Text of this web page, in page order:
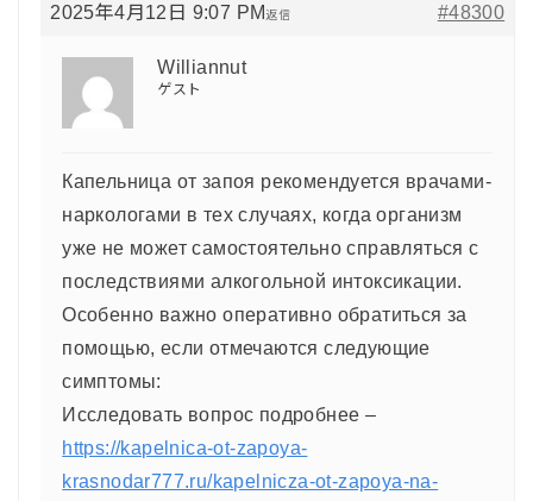
2025年4月12日 9:07 PM #48300
返信
Williannut
ゲスト
Капельница от запоя рекомендуется врачами-
наркологами в тех случаях, когда организм
уже не может самостоятельно справляться с
последствиями алкогольной интоксикации.
Особенно важно оперативно обратиться за
помощью, если отмечаются следующие
симптомы:
Исследовать вопрос подробнее –
https://kapelnica-ot-zapoya-
krasnodar777.ru/kapelnicza-ot-zapoya-na-